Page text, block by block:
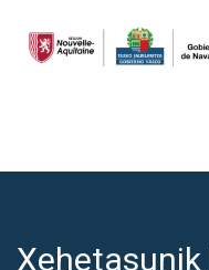
Xehetasunik